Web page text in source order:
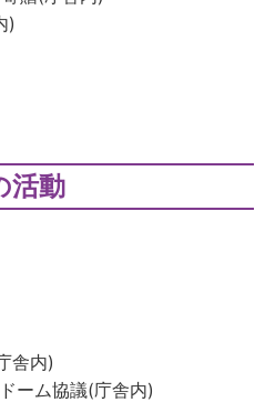
)
活動
舎内)
ーム協議(庁舎内)